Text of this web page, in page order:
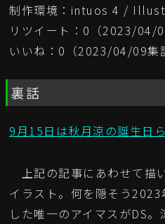
制作環境：intuos 4 /
リツイート：0（2023/04/
いいね：0（2023/04/09集
裏話
9月15日は秋月涼の誕生日
上記の記事にあわせて描
イラスト。何を隠そう
した唯一のアイマスがDS